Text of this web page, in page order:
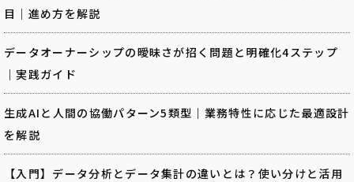
目｜進め方を解説
データオーナーシップの曖昧さが招く問題と明確化4ステップ
｜実践ガイド
生成AIと人間の協働パターン5類型｜業務特性に応じた最適設計
を解説
【入門】データ分析とデータ集計の違いとは？使い分けと活用